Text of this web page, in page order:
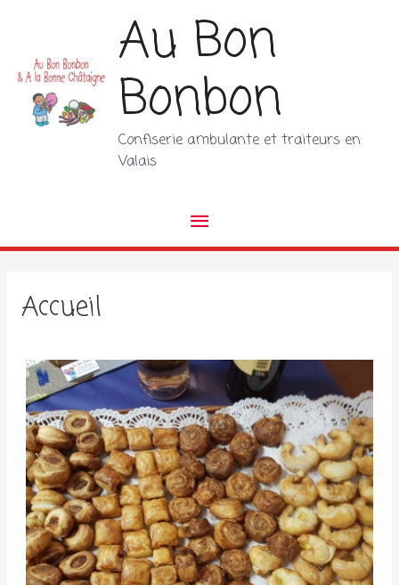
contenu
Au Bon
Bonbon
Confiserie ambulante et traiteurs en
Valais
Menu
principal
Accueil